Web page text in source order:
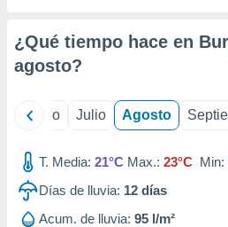
e
mediante
publicidad
publicidad
de
¿Qué tiempo hace en
agosto?
Junio Julio Agosto
T. Media: 21°C Max.: 23°C Min:
Días de lluvia: 12 días
Acum. de lluvia: 95 l/m²